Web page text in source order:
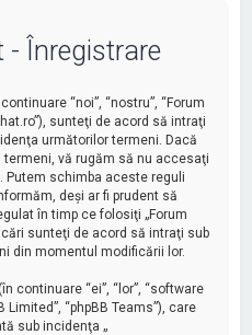
- Înregistrare
“noi”, “nostru”, “Forum
sunteţi de acord să intraţi
următorilor termeni. Dacă
vă rugăm să nu accesaţi
Putem schimba aceste reguli
deşi ar fi prudent să
în timp ce folosiţi „Forum
sunteţi de acord să intraţi sub
din momentul modificării lor.
continuare “ei”, “lor”, “software
Limited”, “phpBB Teams”), care
sub incidenţa „